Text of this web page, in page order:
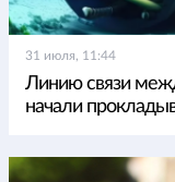
31 июля, 11:44
Линию связи
начали